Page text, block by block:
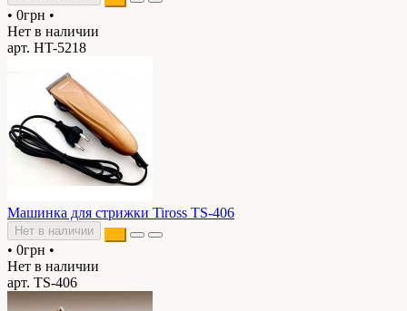
• 0грн •
Нет в наличии
арт. HT-5218
Машинка для стрижки Tiross TS-406
Нет в наличии
• 0грн •
Нет в наличии
арт. TS-406